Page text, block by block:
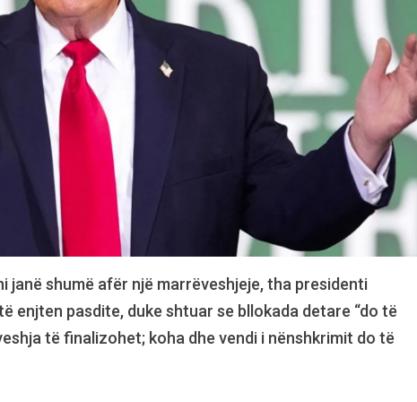
janë shumë afër një marrëveshjeje, tha presidenti
enjten pasdite, duke shtuar se bllokada detare “do të
të finalizohet; koha dhe vendi i nënshkrimit do të